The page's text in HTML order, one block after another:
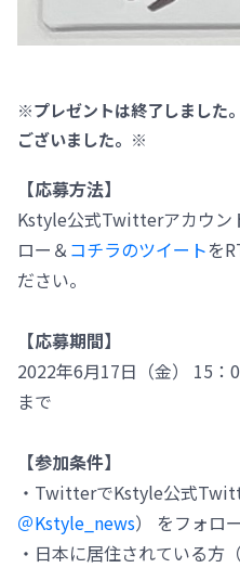
※プレゼントは終了しました
ございました。※
【応募方法】
Kstyle公式Twitterアカウン
ロー＆ コチラのツイートを
ださい。
【応募期間】
2022年6月17日（金） 15：
まで
【参加条件】
・TwitterでKstyle公式
＠Kstyle_news） をフォロ
・日本に居住されている方